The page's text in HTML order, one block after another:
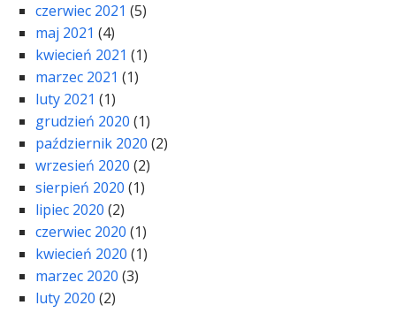
czerwiec 2021 (5)
maj 2021 (4)
kwiecień 2021 (1)
marzec 2021 (1)
luty 2021 (1)
grudzień 2020 (1)
październik 2020 (2)
wrzesień 2020 (2)
sierpień 2020 (1)
lipiec 2020 (2)
czerwiec 2020 (1)
kwiecień 2020 (1)
marzec 2020 (3)
luty 2020 (2)